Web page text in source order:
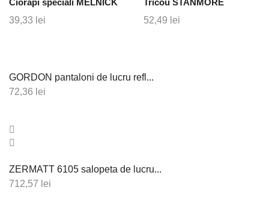
Ciorapi speciali MELNICK
39,33 lei
Tricou STANMORE
52,49 lei
GORDON pantaloni de lucru refl...
72,36 lei
ZERMATT 6105 salopeta de lucru...
712,57 lei